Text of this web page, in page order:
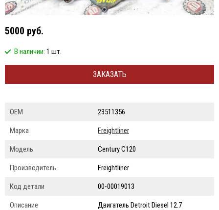
5000 руб.
В наличии: 1 шт.
ЗАКАЗАТЬ
ОЕМ 23511356
Марка Freightliner
Модель Century C120
Производитель Freightliner
Код детали 00-00019013
Описание Двигатель Detroit Diesel 12.7